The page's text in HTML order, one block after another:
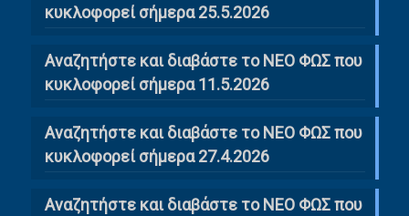
κυκλοφορεί σήμερα 25.5.2026
Αναζητήστε και διαβάστε το ΝΕΟ ΦΩΣ που
κυκλοφορεί σήμερα 11.5.2026
Αναζητήστε και διαβάστε το ΝΕΟ ΦΩΣ που
κυκλοφορεί σήμερα 27.4.2026
Αναζητήστε και διαβάστε το ΝΕΟ ΦΩΣ που